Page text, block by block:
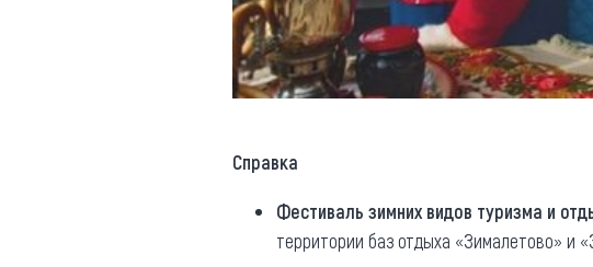
Справка
Фестиваль зимних видов туризма и
территории баз отдыха «Зималетово» и